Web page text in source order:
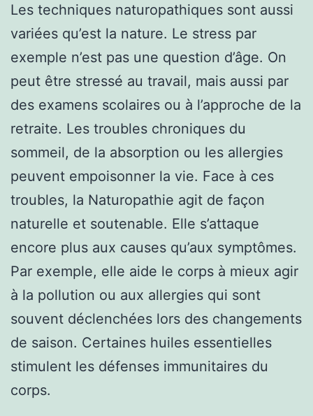
Les techniques naturopathiques sont aussi
variées qu’est la nature. Le stress par
exemple n’est pas une question d’âge. On
peut être stressé au travail, mais aussi par
des examens scolaires ou à l’approche de la
retraite. Les troubles chroniques du
sommeil, de la absorption ou les allergies
peuvent empoisonner la vie. Face à ces
troubles, la Naturopathie agit de façon
naturelle et soutenable. Elle s’attaque
encore plus aux causes qu’aux symptômes.
Par exemple, elle aide le corps à mieux agir
à la pollution ou aux allergies qui sont
souvent déclenchées lors des changements
de saison. Certaines huiles essentielles
stimulent les défenses immunitaires du
corps.